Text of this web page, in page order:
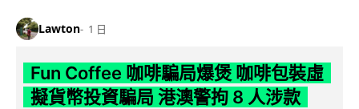
Lawton 1 日
Fun Coffee 咖啡騙局爆煲 咖啡包裝虛
擬貨幣投資騙局 港澳警拘 8 人涉款